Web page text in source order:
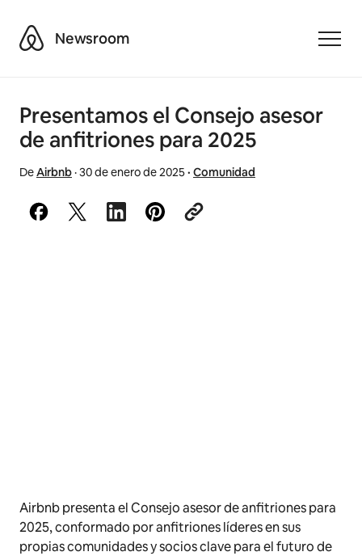
AirbnbNewsroom
Presentamos el Consejo asesor
de anfitriones para 2025
DeAirbnb·30 de enero de 2025· Comunidad
Airbnb presenta el Consejo asesor de anfitriones para
2025, conformado por anfitriones líderes en sus
propias comunidades y socios clave para el futuro de